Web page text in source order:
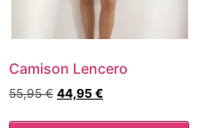
Camison Lencero
55,95€ 44,95€